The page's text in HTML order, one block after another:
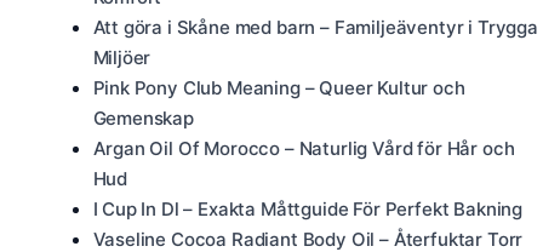
Att göra i Skåne med barn – Familjeäventyr i Trygga
Miljöer
Pink Pony Club Meaning – Queer Kultur och
Gemenskap
Argan Oil Of Morocco – Naturlig Vård för Hår och
Hud
I Cup In Dl – Exakta Måttguide För Perfekt Bakning
Vaseline Cocoa Radiant Body Oil – Återfuktar Torr